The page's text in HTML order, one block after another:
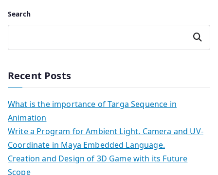
Search
Search
Recent Posts
What is the importance of Targa Sequence in
Animation
Write a Program for Ambient Light, Camera and UV-
Coordinate in Maya Embedded Language.
Creation and Design of 3D Game with its Future
Scope